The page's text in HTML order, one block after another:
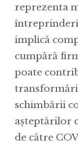
reprezenta
implică
cumpără
poate
schimbării
așteptărilor
de către